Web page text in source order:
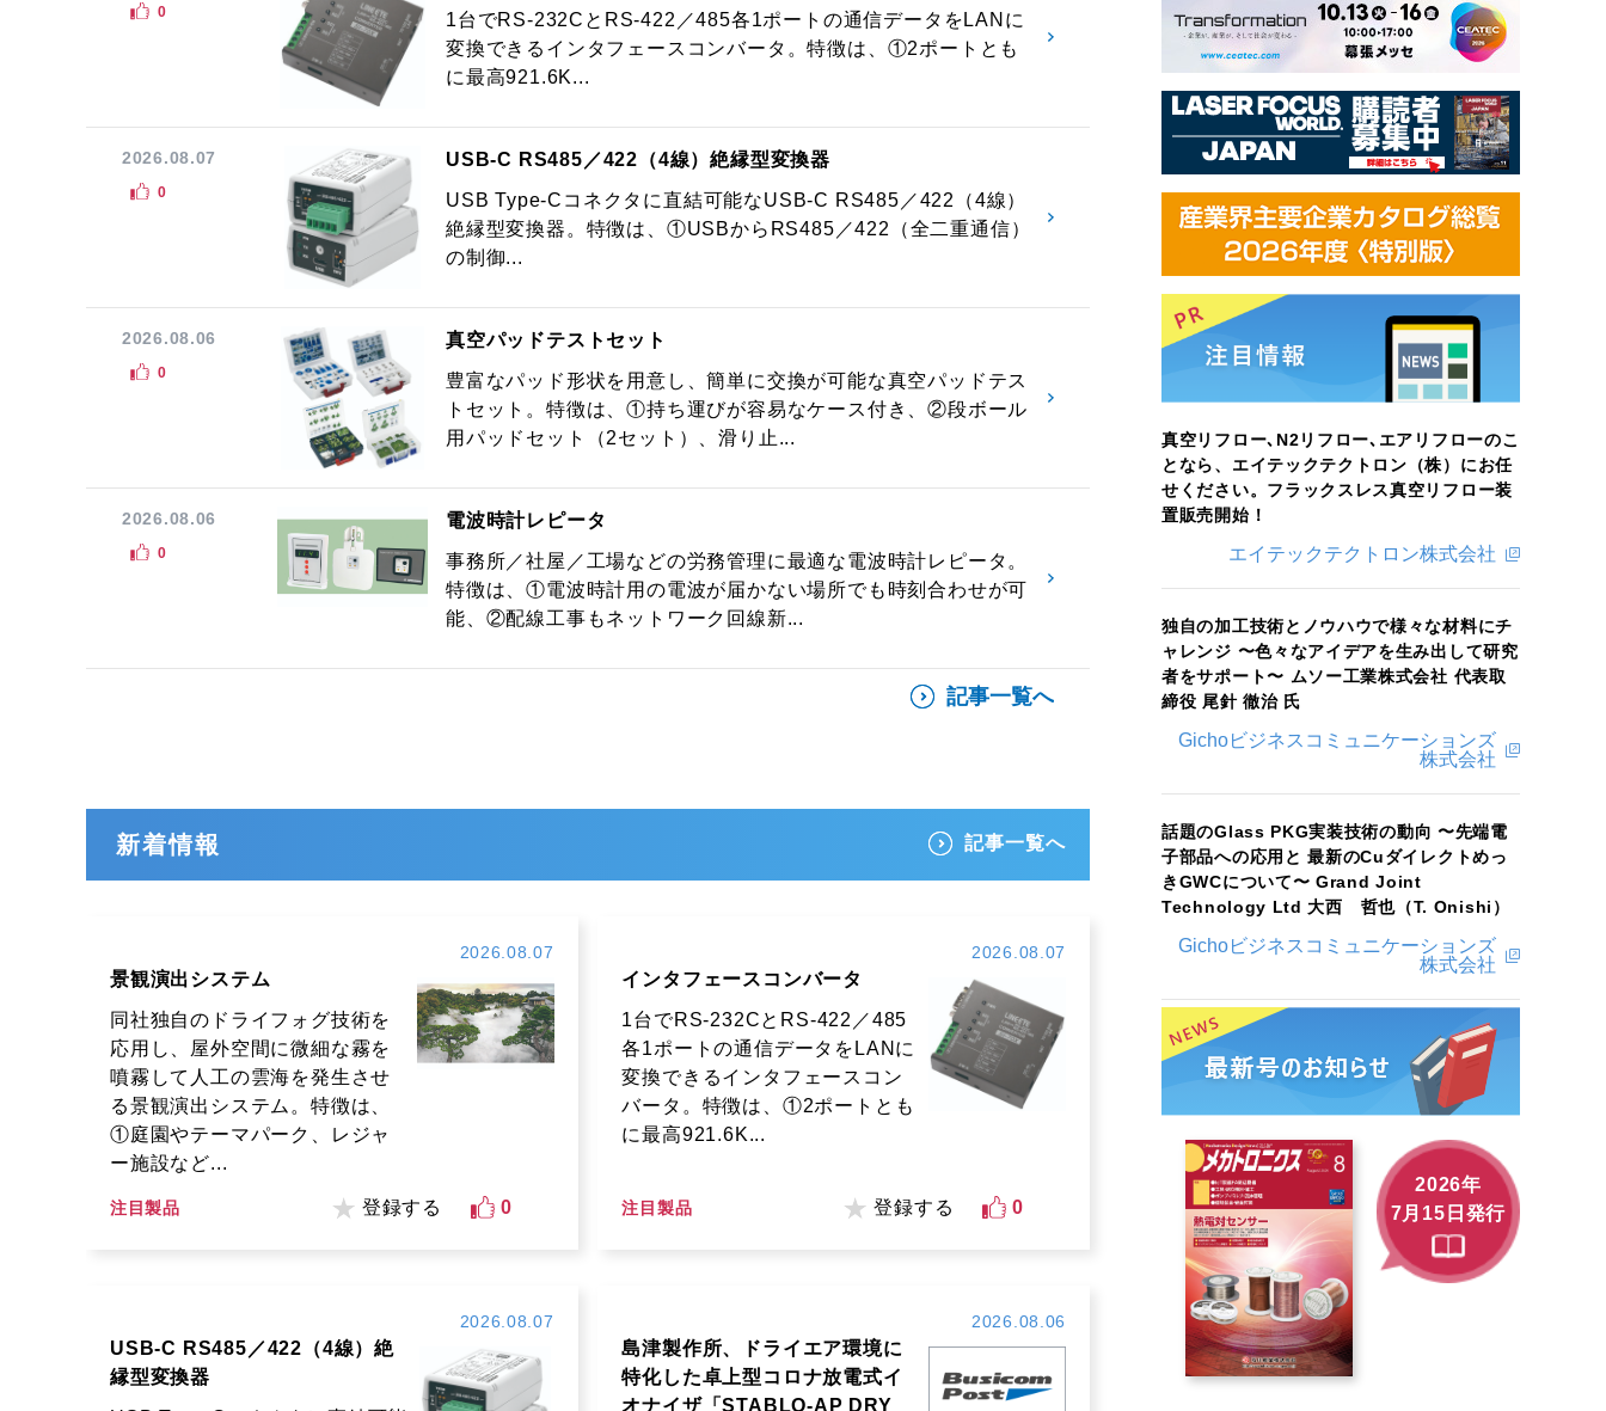
1台でRS-232CとRS-422／485各1ポートの通信データをLANに
変換できるインタフェースコンバータ。特徴は、①2ポートとも
に最高921.6K...
0
2026.08.07
USB-C RS485／422（4線）絶縁型変換器
USB Type-Cコネクタに直結可能なUSB-C RS485／422（4線）
絶縁型変換器。特徴は、①USBからRS485／422（全二重通信）
の制御...
0
2026.08.06
真空パッドテストセット
豊富なパッド形状を用意し、簡単に交換が可能な真空パッドテス
トセット。特徴は、①持ち運びが容易なケース付き、②段ボール
用パッドセット（2セット）、滑り止...
0
2026.08.06
電波時計レピータ
事務所／社屋／工場などの労務管理に最適な電波時計レピータ。
特徴は、①電波時計用の電波が届かない場所でも時刻合わせが可
能、②配線工事もネットワーク回線新...
0
記事一覧へ
新着情報 記事一覧へ
2026.08.07
景観演出システム
同社独自のドライフォグ技術を
応用し、屋外空間に微細な霧を
噴霧して人工の雲海を発生させ
る景観演出システム。特徴は、
①庭園やテーマパーク、レジャ
ー施設など...
注目製品 登録する 0
2026.08.07
インタフェースコンバータ
1台でRS-232CとRS-422／485
各1ポートの通信データをLANに
変換できるインタフェースコン
バータ。特徴は、①2ポートとも
に最高921.6K...
注目製品 登録する 0
2026.08.07
USB-C RS485／422（4線）絶
縁型変換器
2026.08.06
島津製作所、ドライエア環境に
特化した卓上型コロナ放電式イ
オナイザ「STABLO-AP DRY
真空リフロー､N2リフロー､エアリフローのこ
となら、エイテックテクトロン（株）にお任
せください。フラックスレス真空リフロー装
置販売開始！
エイテックテクトロン株式会社
独自の加工技術とノウハウで様々な材料にチ
ャレンジ 〜色々なアイデアを生み出して研究
者をサポート〜 ムソー工業株式会社 代表取
締役 尾針 徹治 氏
Gichoビジネスコミュニケーションズ
株式会社
話題のGlass PKG実装技術の動向 〜先端電
子部品への応用と 最新のCuダイレクトめっ
きGWCについて〜 Grand Joint
Technology Ltd 大西 哲也（T. Onishi）
Gichoビジネスコミュニケーションズ
株式会社
2026年
7月15日発行